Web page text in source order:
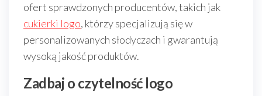
ofert sprawdzonych producentów, takich jak
cukierki logo, którzy specjalizują się w
personalizowanych słodyczach i gwarantują
wysoką jakość produktów.
Zadbaj o czytelność logo